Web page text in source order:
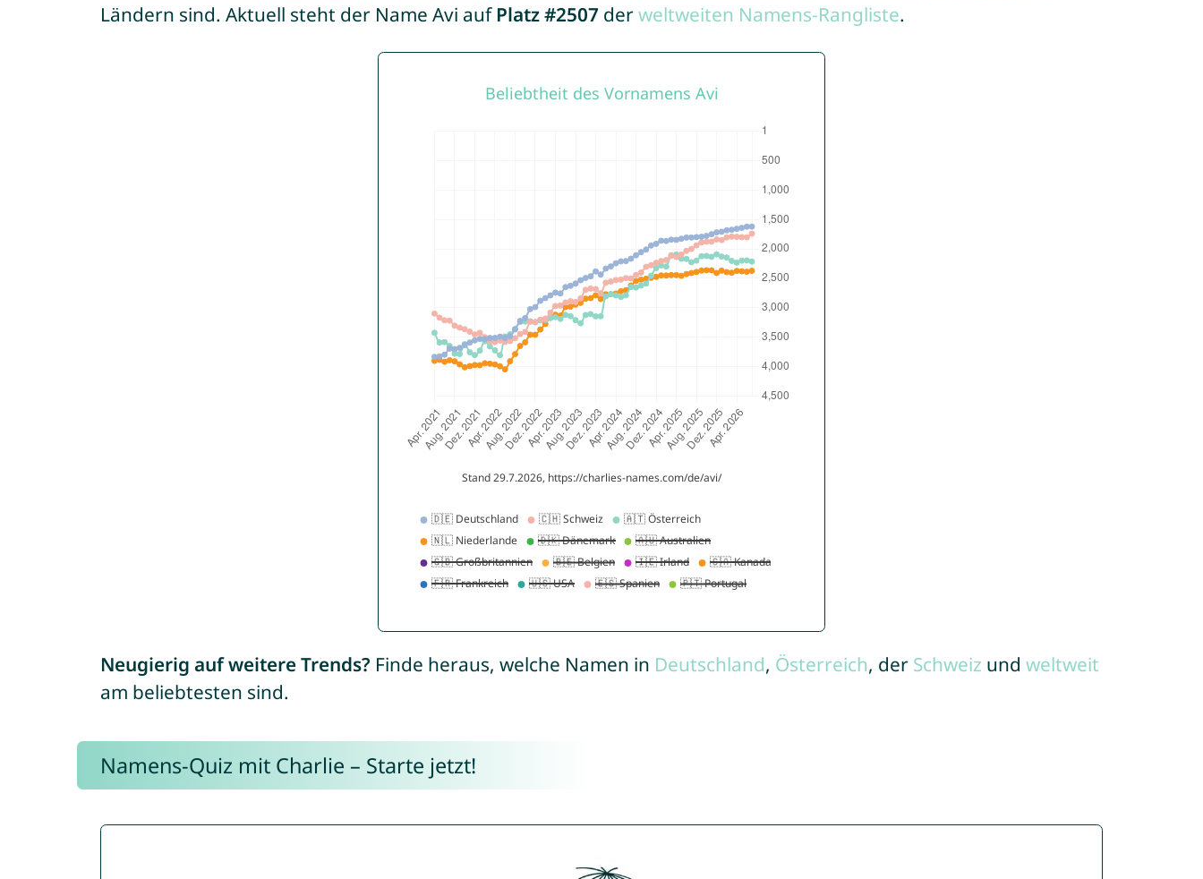
Ländern sind. Aktuell steht der Name Avi auf Platz #2507 derweltweiten Namens-Rangliste.
Neugierig auf weitere Trends? Finde heraus, welche Namen in Deutschland, Österreich, der Schweiz und weltweit
am beliebtesten sind.
Namens-Quiz mit Charlie – Starte jetzt!